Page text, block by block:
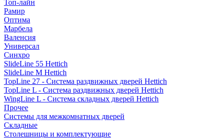
Топ-лайн
Рамир
Оптима
Марбела
Валенсия
Универсал
Синхро
SlideLine 55 Hettich
SlideLine M Hettich
TopLine 27 - Система раздвижных дверей Hettich
TopLine L - Система раздвижных дверей Hettich
WingLine L - Система складных дверей Hettich
Прочее
Системы для межкомнатных дверей
Складные
Столешницы и комплектующие